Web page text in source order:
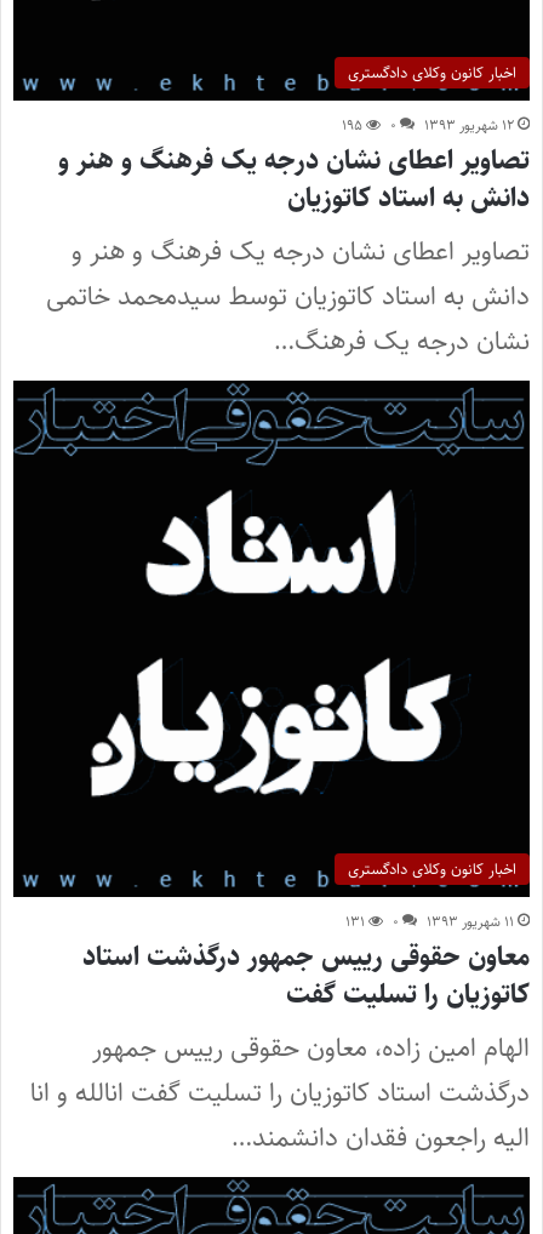
اخبار کانون وکلای دادگستری
۱۲ شهریور ۱۳۹۳ ۰ ۱۹۵
تصاویر اعطای نشان درجه یک فرهنگ و هنر و
دانش به استاد کاتوزیان
تصاویر اعطای نشان درجه یک فرهنگ و هنر و
دانش به استاد کاتوزیان توسط سیدمحمد خاتمی
نشان درجه یک فرهنگ…
اخبار کانون وکلای دادگستری
۱۱ شهریور ۱۳۹۳ ۰ ۱۳۱
معاون حقوقی رییس جمهور درگذشت استاد
کاتوزیان را تسلیت گفت
الهام امین زاده، معاون حقوقی رییس جمهور
درگذشت استاد کاتوزیان را تسلیت گفت انالله و انا
الیه راجعون فقدان دانشمند…